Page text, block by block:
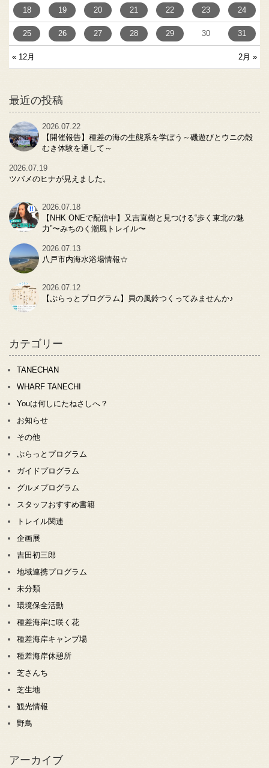
« 12月 2月 »
18 19 20 21 22 23 24
25 26 27 28 29 30 31
最近の投稿
2026.07.22
【開催報告】種差の海の生態系を学ぼう～磯遊びとウニの殻
むき体験を通して～
2026.07.19
ツバメのヒナが見えました。
2026.07.18
【NHK ONEで配信中】又吉直樹と見つける“歩く東北の魅
力”〜みちのく潮風トレイル〜
2026.07.13
八戸市内海水浴場情報☆
2026.07.12
【ぷらっとプログラム】貝の風鈴つくってみませんか♪
カテゴリー
TANECHAN
WHARF TANECHI
Youは何しにたねさしへ？
お知らせ
その他
ぷらっとプログラム
ガイドプログラム
グルメプログラム
スタッフおすすめ書籍
トレイル関連
企画展
吉田初三郎
地域連携プログラム
未分類
環境保全活動
種差海岸に咲く花
種差海岸キャンプ場
種差海岸休憩所
芝さんち
芝生地
観光情報
野鳥
アーカイブ